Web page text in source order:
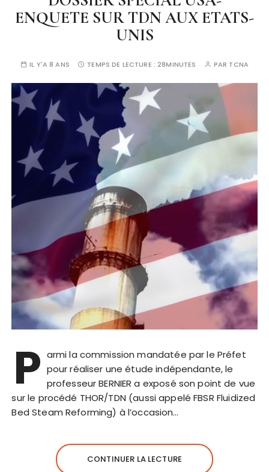
ENQUETE SUR TDN AUX ETATS-
UNIS
IL Y'A 8 ANS TEMPS DE LECTURE :28MINUTES PAR TCNA
P armi la commission mandatée par le Préfet
pour réaliser une étude indépendante, le
professeur BERNIER a exposé son point de vue
sur le procédé THOR/TDN (aussi appelé FBSR Fluidized
Bed Steam Reforming) à l’occasion…
CONTINUER LA LECTURE